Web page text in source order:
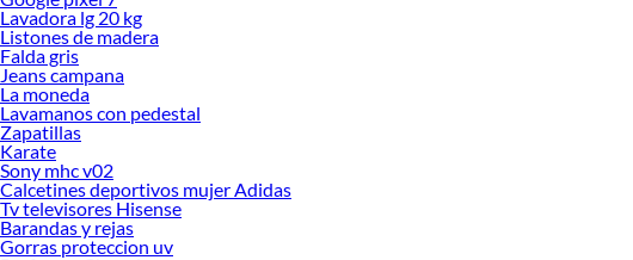
Lavadora lg 20 kg
Listones de madera
Falda gris
Jeans campana
La moneda
Lavamanos con pedestal
Zapatillas
Karate
Sony mhc v02
Calcetines deportivos mujer Adidas
Tv televisores Hisense
Barandas y rejas
Gorras proteccion uv